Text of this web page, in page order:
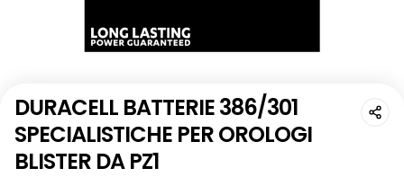
DURACELL BATTERIE 386/301
SPECIALISTICHE PER OROLOGI
BLISTER DA PZ1